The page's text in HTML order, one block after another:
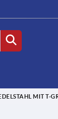
MIT T-